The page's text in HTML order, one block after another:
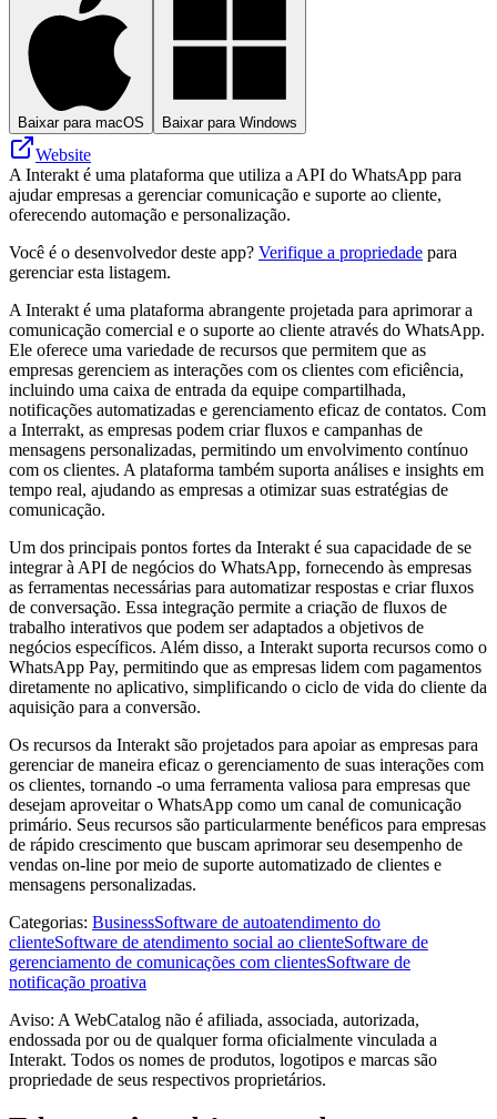
Baixar para macOS Baixar para Windows
Website
A Interakt é uma plataforma que utiliza a API do WhatsApp para
ajudar empresas a gerenciar comunicação e suporte ao cliente,
oferecendo automação e personalização.
Você é o desenvolvedor deste app? Verifique a propriedade para
gerenciar esta listagem.
A Interakt é uma plataforma abrangente projetada para aprimorar a
comunicação comercial e o suporte ao cliente através do WhatsApp.
Ele oferece uma variedade de recursos que permitem que as
empresas gerenciem as interações com os clientes com eficiência,
incluindo uma caixa de entrada da equipe compartilhada,
notificações automatizadas e gerenciamento eficaz de contatos. Com
a Interrakt, as empresas podem criar fluxos e campanhas de
mensagens personalizadas, permitindo um envolvimento contínuo
com os clientes. A plataforma também suporta análises e insights em
tempo real, ajudando as empresas a otimizar suas estratégias de
comunicação.
Um dos principais pontos fortes da Interakt é sua capacidade de se
integrar à API de negócios do WhatsApp, fornecendo às empresas
as ferramentas necessárias para automatizar respostas e criar fluxos
de conversação. Essa integração permite a criação de fluxos de
trabalho interativos que podem ser adaptados a objetivos de
negócios específicos. Além disso, a Interakt suporta recursos como o
WhatsApp Pay, permitindo que as empresas lidem com pagamentos
diretamente no aplicativo, simplificando o ciclo de vida do cliente da
aquisição para a conversão.
Os recursos da Interakt são projetados para apoiar as empresas para
gerenciar de maneira eficaz o gerenciamento de suas interações com
os clientes, tornando -o uma ferramenta valiosa para empresas que
desejam aproveitar o WhatsApp como um canal de comunicação
primário. Seus recursos são particularmente benéficos para empresas
de rápido crescimento que buscam aprimorar seu desempenho de
vendas on-line por meio de suporte automatizado de clientes e
mensagens personalizadas.
Categorias: BusinessSoftware de autoatendimento do
clienteSoftware de atendimento social ao clienteSoftware de
gerenciamento de comunicações com clientesSoftware de
notificação proativa
Aviso: A WebCatalog não é afiliada, associada, autorizada,
endossada por ou de qualquer forma oficialmente vinculada a
Interakt. Todos os nomes de produtos, logotipos e marcas são
propriedade de seus respectivos proprietários.